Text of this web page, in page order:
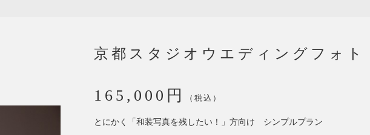
京都スタジオウエディングフォト
165,000円 （税込）
とにかく「和装写真を残したい！」方向け シンプルプラン